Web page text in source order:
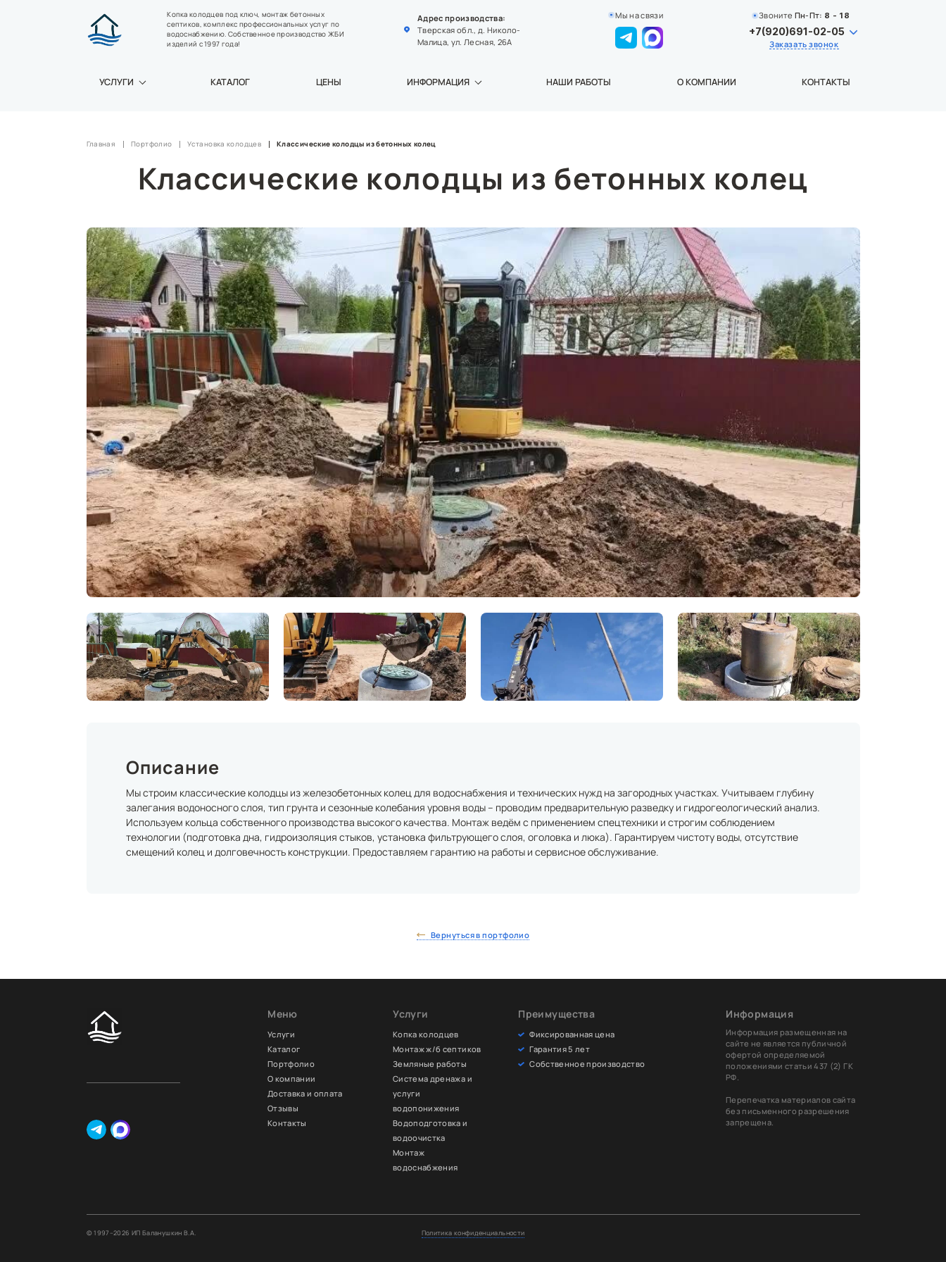
Копка колодцев под ключ, монтаж бетонных
септиков, комплекс профессиональных услуг по
водоснабжению. Собственное производство ЖБИ
изделий с 1997 года!
Адрес производства:
Тверская обл., д. Николо-
Малица, ул. Лесная, 26А
Мы на связи Звоните Пн-Пт: 8 - 18
+7(920)691-02-05
Заказать звонок
УСЛУГИ КАТАЛОГ ЦЕНЫ ИНФОРМАЦИЯ НАШИ РАБОТЫ О КОМПАНИИ КОНТАКТЫ
Главная Портфолио Установка колодцев Классические колодцы из бетонных колец
Классические колодцы из бетонных колец
Описание
Мы строим классические колодцы из железобетонных колец для водоснабжения и технических нужд на загородных участках. Учитываем глубину
залегания водоносного слоя, тип грунта и сезонные колебания уровня воды – проводим предварительную разведку и гидрогеологический анализ.
Используем кольца собственного производства высокого качества. Монтаж ведём с применением спецтехники и строгим соблюдением
технологии (подготовка дна, гидроизоляция стыков, установка фильтрующего слоя, оголовка и люка). Гарантируем чистоту воды, отсутствие
смещений колец и долговечность конструкции. Предоставляем гарантию на работы и сервисное обслуживание.
Вернуться в портфолио
Меню
Услуги
Каталог
Портфолио
О компании
Доставка и оплата
Отзывы
Контакты
Услуги
Копка колодцев
Монтаж ж/б септиков
Земляные работы
Система дренажа и
услуги
водопонижения
Водоподготовка и
водоочистка
Монтаж
водоснабжения
Преимущества
Фиксированная цена
Гарантия 5 лет
Собственное производство
Информация
Информация размещенная на
сайте не является публичной
офертой определяемой
положениями статьи 437 (2) ГК
РФ.
Перепечатка материалов сайта
без письменного разрешения
запрещена.
© 1997–2026 ИП Баланушкин В.А. Политика конфиденциальности